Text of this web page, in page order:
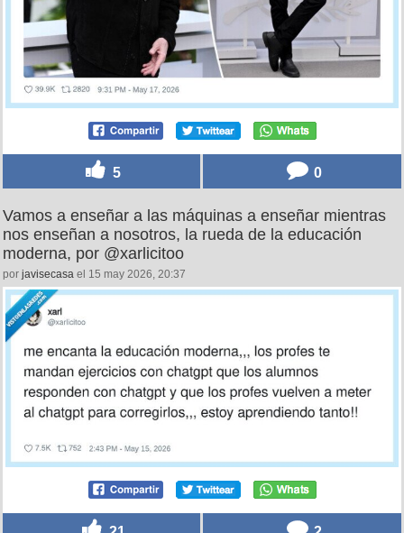
5 0
Vamos a enseñar a las máquinas a enseñar mientras
nos enseñan a nosotros, la rueda de la educación
moderna, por @xarlicitoo
por javisecasa el 15 may 2026, 20:37